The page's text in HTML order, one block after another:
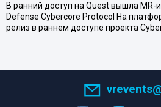
В ранний доступ на Quest вышла MR-
Defense Cybercore Protocol На
релиз в раннем доступе проекта